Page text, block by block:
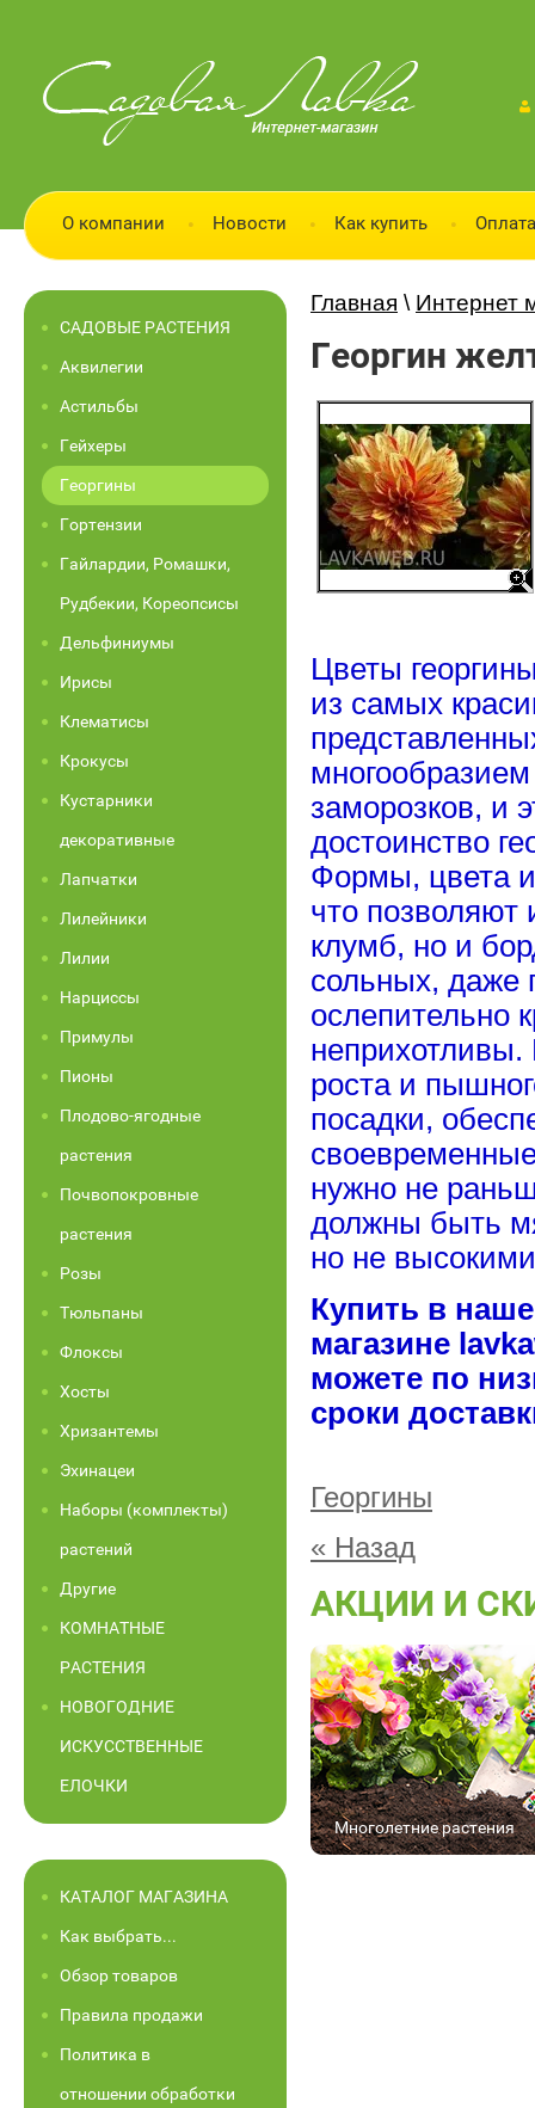
О компании Новости Как купить
Главная \ Интернет
Георгин
Цветы
из самых
заморозков, и
достоинство
Формы, цвета и
что позволяют
клумб, но и
сольных, даже
ослепительно
неприхотливы.
роста и
посадки,
нужно не
должны быть
но не
Купить в
магазине
можете по
сроки
Георгины
« Назад
АКЦИИ И
Многолетние растения
САДОВЫЕ РАСТЕНИЯ
Аквилегии
Астильбы
Гейхеры
Георгины
Гортензии
Гайлардии, Ромашки,
Рудбекии, Кореопсисы
Дельфиниумы
Ирисы
Клематисы
Крокусы
Кустарники
декоративные
Лапчатки
Лилейники
Лилии
Нарциссы
Примулы
Пионы
Плодово-ягодные
растения
Почвопокровные
растения
Розы
Тюльпаны
Флоксы
Хосты
Хризантемы
Эхинацеи
Наборы (комплекты)
растений
Другие
КОМНАТНЫЕ
РАСТЕНИЯ
НОВОГОДНИЕ
ИСКУССТВЕННЫЕ
ЕЛОЧКИ
КАТАЛОГ МАГАЗИНА
Как выбрать...
Обзор товаров
Правила продажи
Политика в
отношении обработки